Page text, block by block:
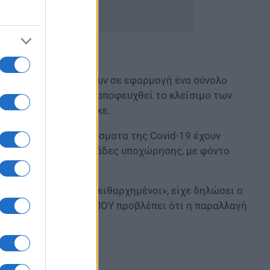
για να θέσουν σε εφαρμογή ένα σύνολο
και στο να αποφευχθεί το κλείσιμο των
του ΠΟΥ Χανς Κλούγκε.
πως τα κρούσματα της Covid-19 έχουν
διαδοχικές εβδομάδες υποχώρησης, με φόντο
Δέλτα.
αν παραμείνουμε πειθαρχημένοι», είχε δηλώσει ο
διεύθυνση του ΠΟΥ προβλέπει ότι η παραλλαγή